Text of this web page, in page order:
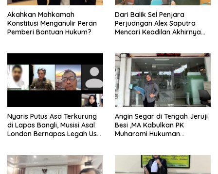
Akahkan Mahkamah
Konstitusi Menganulir Peran
Pemberi Bantuan Hukum?
Dari Balik Sel Penjara
Perjuangan Alex Saputra
Mencari Keadilan Akhirnya
Nyaris Putus Asa Terkurung
di Lapas Bangli, Musisi Asal
London Bernapas Legah Usai
Angin Segar di Tengah Jeruji
Besi ,MA Kabulkan PK
Muharomi Hukuman